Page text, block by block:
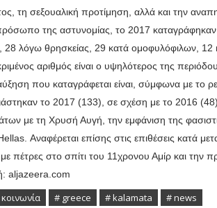
τη σεξουαλική προτίμηση, αλλά και την
της αστυνομίας, το 2017
λόγω θρησκείας, 29 κατά ομοφυλόφιλων, 12
αριθμός είναι ο υψηλότερος της
αύξηση που καταγράφεται είναι, σύμφωνα με
το 2017 (133), σε σχέση με το 2016
με τη Χρυσή Αυγή, την εμφάνιση της
Αναφέρεται επίσης στις επιθέσεις κατά
με πέτρες στο σπίτι του 11χρονου Αμίρ και
aljazeera.com
# greece # kalamata # news